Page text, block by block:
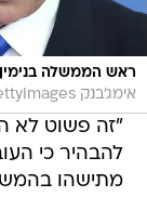
ראש הממשלה בנימין
אימג'בנק GettyImages
"זה פשוט לא
להבהיר כי
מתישהו